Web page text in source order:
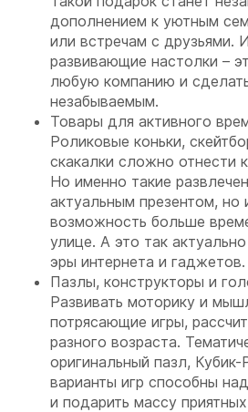
дополнением к уютным
или встречам с друзьями.
развивающие настолки –
любую компанию и
незабываемым.
Товары для активного
Роликовые коньки,
скакалки сложно отнести
Но именно такие
актуальным презентом, но
возможность больше
улице. А это так
эры интернета и гаджетов.
Пазлы, конструкторы и
Развивать моторику и
потрясающие игры,
разного возраста.
оригинальный пазл, Кубик-
варианты игр способны
и подарить массу